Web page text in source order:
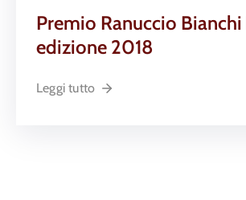
Premio Ranuccio
edizione 2018
Leggi tutto